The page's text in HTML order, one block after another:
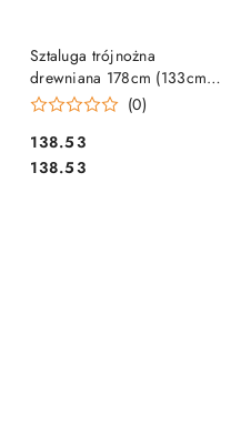
Sztaluga trójnożna
drewniana 178cm (133cm)
S1 LENIAR SALE
(0)
Cena:
138.53
Cena:
138.53
DO KOSZYKA